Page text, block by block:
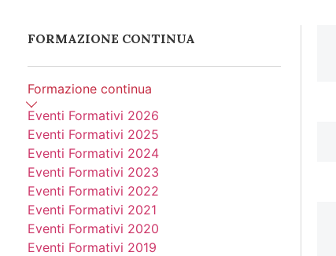
FORMAZIONE CONTINUA
Formazione continua
Eventi Formativi 2019
Eventi Formativi 2020
Eventi Formativi 2021
Eventi Formativi 2022
Eventi Formativi 2023
Eventi Formativi 2024
Eventi Formativi 2025
Eventi Formativi 2026